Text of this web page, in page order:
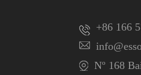
+86 166
Nº 168